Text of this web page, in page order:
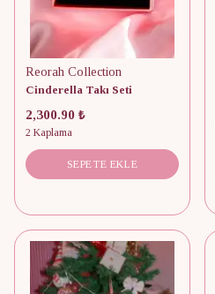
Reorah Collection
Cinderella Takı Seti
2,300.90 ₺
2 Kaplama
SEPETE EKLE